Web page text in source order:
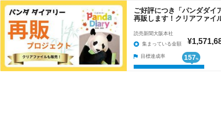
ご好評につき「パンダダイ
再販します！クリアファイ
読売新聞大阪本社
集まっている金額
目標達成率 157%